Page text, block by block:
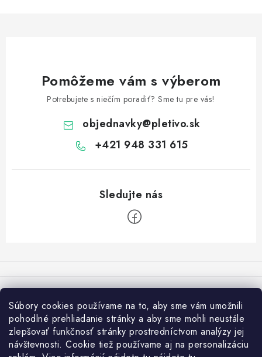
Súbory cookies používame na to, aby sme vám umožnili
pohodlné prehliadanie stránky a aby sme mohli neustále
zlepšovať funkčnosť stránky prostredníctvom analýzy jej
návštevnosti. Cookie tiež používame aj na personalizáciu
y
Pomôžeme vám s výberom
Potrebujete s niečím poradiť? Sme tu pre vás!
objednavky@pletivo.sk
+421 948 331 615
pVarovanie:
Osobný odber je možný len po vytvorení objednávky v e-shope a
výbere možnosti v košíku "Osobný odber - Častá". V opačnom
prípade nemôžeme zaručiť rovnaké ceny (pri návšteve pobočky bez
predbežnej objednávky).
KAM ĎALEJ?